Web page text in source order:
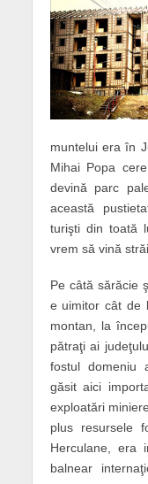
muntelui era în
Mihai Popa
devină parc
această
turişti din toată
vrem să vină
Pe câtă sărăcie
e uimitor cât de
montan, la
pătraţi ai
fostul domeniu
găsit aici
exploatări
plus resursele
Herculane, era
balnear